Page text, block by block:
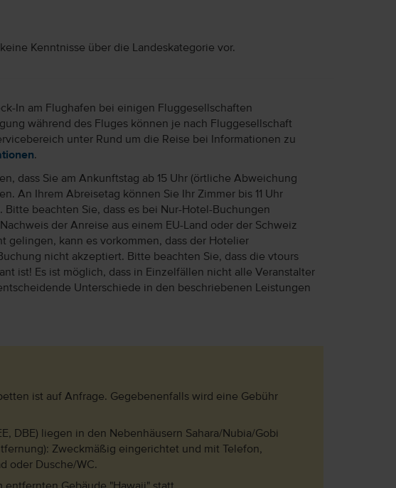
Kenntnisse über die Landeskategorie vor.
In am Flughafen bei einigen Fluggesellschaften
während des Fluges können je nach Fluggesellschaft
unter Rund um die Reise bei Informationen zu
.
dass Sie am Ankunftstag ab 15 Uhr (örtliche Abweichung
An Ihrem Abreisetag können Sie Ihr Zimmer bis 11 Uhr
beachten Sie, dass es bei Nur-Hotel-Buchungen
der Anreise aus einem EU-Land oder der Schweiz
gelingen, kann es vorkommen, dass der Hotelier
nicht akzeptiert. Bitte beachten Sie, dass die vtours
ist! Es ist möglich, dass in Einzelfällen nicht alle Veranstalter
Unterschiede in den beschriebenen Leistungen
ist auf Anfrage. Gegebenenfalls wird eine Gebühr
DBE) liegen in den Nebenhäusern Sahara/Nubia/Gobi
Zweckmäßig eingerichtet und mit Telefon,
oder Dusche/WC.